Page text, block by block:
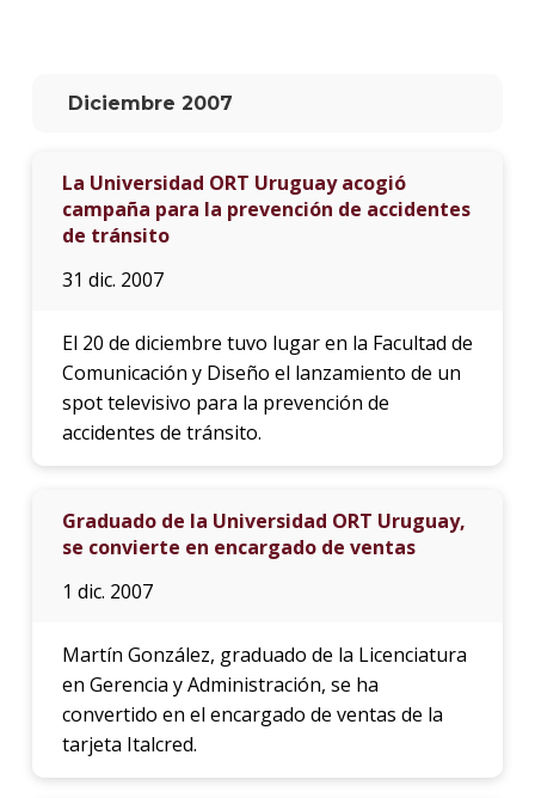
Diciembre 2007
La Universidad ORT Uruguay acogió
campaña para la prevención de accidentes
de tránsito
31 dic. 2007
El 20 de diciembre tuvo lugar en la Facultad de
Comunicación y Diseño el lanzamiento de un
spot televisivo para la prevención de
accidentes de tránsito.
Graduado de la Universidad ORT Uruguay,
se convierte en encargado de ventas
1 dic. 2007
Martín González, graduado de la Licenciatura
en Gerencia y Administración, se ha
convertido en el encargado de ventas de la
tarjeta Italcred.